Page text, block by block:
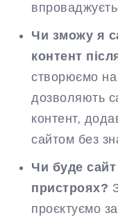
Чи зможу я
контент
створюємо на
дозволяють
контент,
сайтом без
Чи буде
пристроях?
проєктуємо